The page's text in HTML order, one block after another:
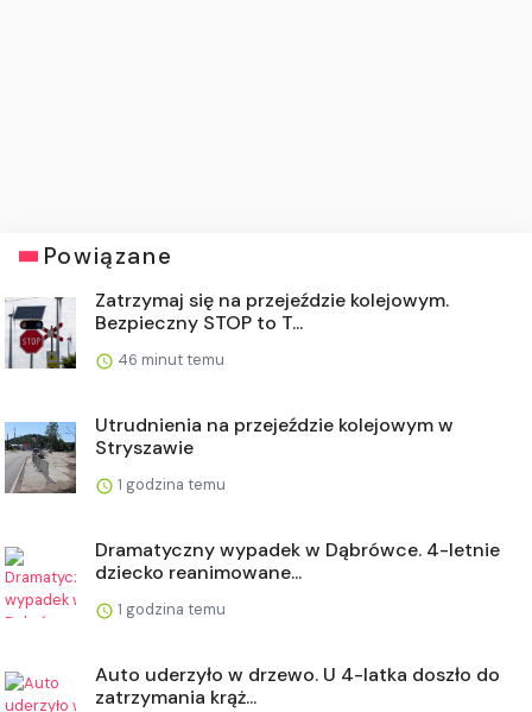
Powiązane
Zatrzymaj się na przejeździe kolejowym.
Bezpieczny STOP to T...
46 minut temu
Utrudnienia na przejeździe kolejowym w
Stryszawie
1 godzina temu
Dramatyczny wypadek w Dąbrówce. 4-letnie
dziecko reanimowane...
1 godzina temu
Auto uderzyło w drzewo. U 4-latka doszło do
zatrzymania krąż...